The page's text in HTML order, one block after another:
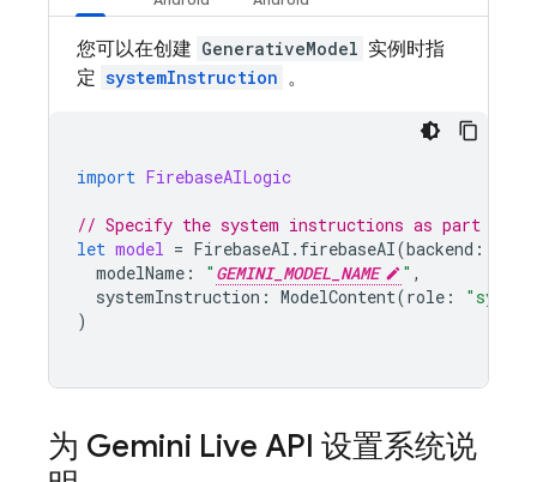
您可以在创建 GenerativeModel 实例时指
定 systemInstruction 。
import FirebaseAILogic
// Specify the system instructions as part of
let model = FirebaseAI . firebaseAI(backend :
modelName : " GEMINI_MODEL_NAME " ,
systemInstruction : ModelContent(role :
)
为 Gemini Live API 设置系统说